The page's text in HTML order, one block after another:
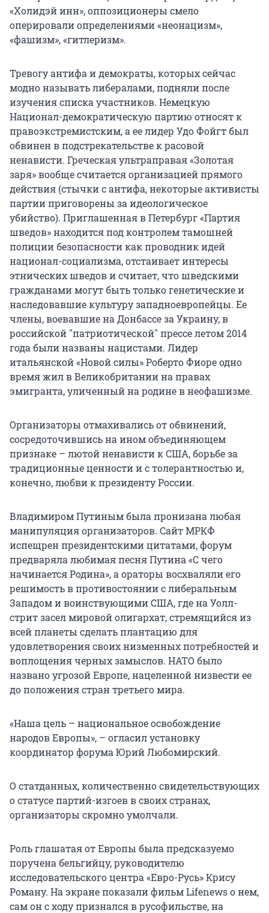
«Холидэй инн», оппозиционеры смело
оперировали определениями «неонацизм»,
«фашизм», «гитлеризм».
Тревогу антифа и демократы, которых сейчас
модно называть либералами, подняли после
изучения списка участников. Немецкую
Национал-демократическую партию относят к
правоэкстремистским, а ее лидер Удо Фойгт был
обвинен в подстрекательстве к расовой
ненависти. Греческая ультраправая «Золотая
заря» вообще считается организацией прямого
действия (стычки с антифа, некоторые активисты
партии приговорены за идеологическое
убийство). Приглашенная в Петербург «Партия
шведов» находится под контролем тамошней
полиции безопасности как проводник идей
национал-социализма, отстаивает интересы
этнических шведов и считает, что шведскими
гражданами могут быть только генетические и
наследовавшие культуру западноевропейцы. Ее
члены, воевавшие на Донбассе за Украину, в
российской "патриотической" прессе летом 2014
года были названы нацистами. Лидер
итальянской «Новой силы» Роберто Фиоре одно
время жил в Великобритании на правах
эмигранта, уличенный на родине в неофашизме.
Организаторы отмахивались от обвинений,
сосредоточившись на ином объединяющем
признаке – лютой ненависти к США, борьбе за
традиционные ценности и с толерантностью и,
конечно, любви к президенту России.
Владимиром Путиным была пронизана любая
манипуляция организаторов. Сайт МРКФ
испещрен президентскими цитатами, форум
предваряла любимая песня Путина «С чего
начинается Родина», а ораторы восхваляли его
решимость в противостоянии с либеральным
Западом и воинствующими США, где на Уолл-
стрит засел мировой олигархат, стремящийся из
всей планеты сделать плантацию для
удовлетворения своих низменных потребностей и
воплощения черных замыслов. НАТО было
названо угрозой Европе, нацеленной низвести ее
до положения стран третьего мира.
«Наша цель – национальное освобождение
народов Европы», – огласил установку
координатор форума Юрий Любомирский.
О статданных, количественно свидетельствующих
о статусе партий-изгоев в своих странах,
организаторы скромно умолчали.
Роль глашатая от Европы была предсказуемо
поручена бельгийцу, руководителю
исследовательского центра «Евро-Русь» Крису
Роману. На экране показали фильм Lifenews о нем,
сам он с ходу признался в русофильстве, на